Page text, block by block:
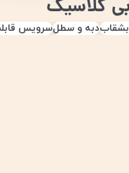
کلاسیک
دبه و سطلسرویس